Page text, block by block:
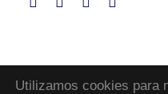
Utilizamos cookies para